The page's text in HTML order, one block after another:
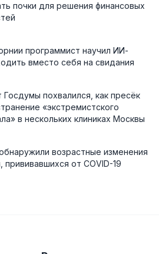
почки для решения финансовых
программист научил ИИ-
вместо себя на свидания
Госдумы похвалился, как пресёк
«экстремистского
в нескольких клиниках Москвы
возрастные изменения
прививавшихся от COVID-19